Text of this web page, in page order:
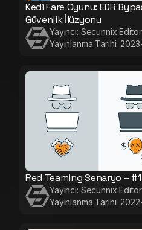
Kedi Fare Oyunu: EDR
Güvenlik İlüzyonu
Yayıncı: Secunnix Editor
Yayınlanma Tarihi:
Red Teaming Senaryo – #1
Yayıncı: Secunnix Editor
Yayınlanma Tarihi: